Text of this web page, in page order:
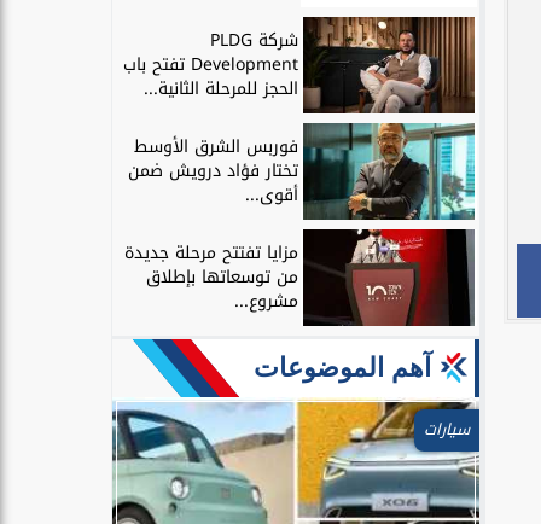
شركة PLDG
Development تفتح باب
الحجز للمرحلة الثانية...
فوربس الشرق الأوسط
تختار فؤاد درويش ضمن
أقوى...
مزايا تفتتح مرحلة جديدة
من توسعاتها بإطلاق
مشروع...
آهم الموضوعات
سيارات